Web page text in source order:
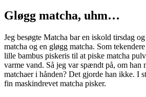
Gløgg matcha, uhm…
Jeg besøgte Matcha bar en iskold tirsdag
matcha og en gløgg matcha. Som
lille bambus piskeris til at piske matcha
varme vand. Så jeg var spændt på, om han
matchaer i hånden? Det gjorde han ikke. I
fin maskindrevet matcha pisker.